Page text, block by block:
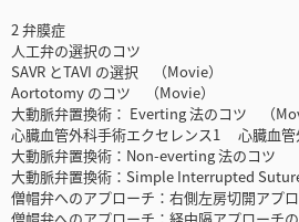
2 弁膜症
人工弁の選択のコツ
SAVR とTAVI の選択 （Movie）
Aortotomy のコツ （Movie）
大動脈弁置換術： Everting 法のコツ （
心臓血管外科手術エクセレンス1 心臓血管
大動脈弁置換術：Non-everting 法のコツ
大動脈弁置換術：Simple Interrupted
僧帽弁へのアプローチ：右側左房切開アプ